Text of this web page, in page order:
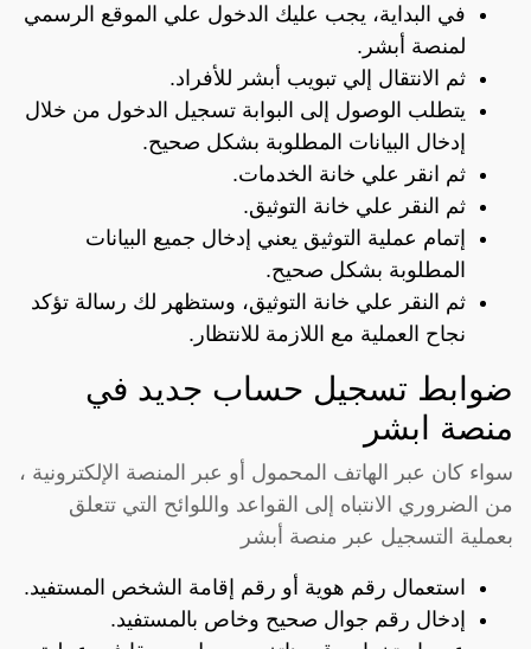
في البداية، يجب عليك الدخول علي الموقع الرسمي
لمنصة أبشر .
ثم الانتقال إلي تبويب أبشر للأفراد.
يتطلب الوصول إلى البوابة تسجيل الدخول من خلال
إدخال البيانات المطلوبة بشكل صحيح.
ثم انقر علي خانة الخدمات.
ثم النقر علي خانة التوثيق.
إتمام عملية التوثيق يعني إدخال جميع البيانات
المطلوبة بشكل صحيح.
ثم النقر علي خانة التوثيق، وستظهر لك رسالة تؤكد
نجاح العملية مع اللازمة للانتظار.
ضوابط تسجيل حساب جديد في
منصة ابشر
سواء كان عبر الهاتف المحمول أو عبر المنصة الإلكترونية ،
من الضروري الانتباه إلى القواعد واللوائح التي تتعلق
بعملية التسجيل عبر منصة أبشر
استعمال رقم هوية أو رقم إقامة الشخص المستفيد.
إدخال رقم جوال صحيح وخاص بالمستفيد.